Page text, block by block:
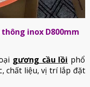
inox D800mm
gương cầu lồi phổ
chất liệu, vị trí lắp đặt